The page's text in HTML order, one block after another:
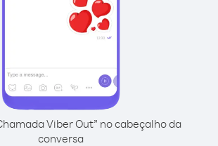
Viber Out” no cabeçalho da
conversa